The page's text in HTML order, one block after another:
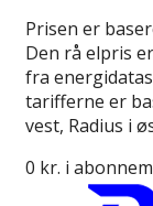
Prisen er
Den rå elpris
fra
tarifferne er
vest, Radius i
0 kr. i